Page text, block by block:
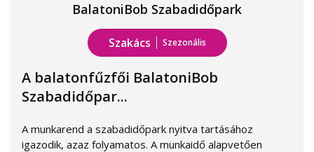
BalatoniBob Szabadidőpark
Szakács Szezonális
A balatonfűzfői BalatoniBob
Szabadidőpar...
A munkarend a szabadidőpark nyitva tartásához
igazodik, azaz folyamatos. A munkaidő alapvetően